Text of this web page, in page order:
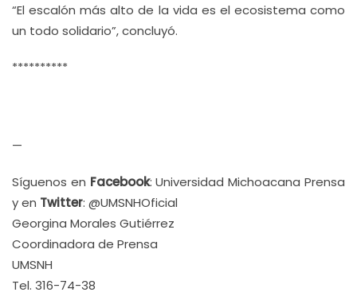
“El escalón más alto de la vida es el ecosistema como
un todo solidario”, concluyó.
**********
—
Síguenos en Facebook: Universidad Michoacana Prensa
y en Twitter: @UMSNHOficial
Georgina Morales Gutiérrez
Coordinadora de Prensa
UMSNH
Tel. 316-74-38